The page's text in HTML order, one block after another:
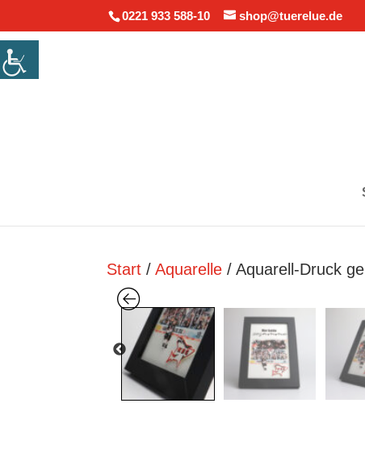
0221 933 588-10 shop@tuerelue.de
Start / Aquarelle / Aquarell-Druck